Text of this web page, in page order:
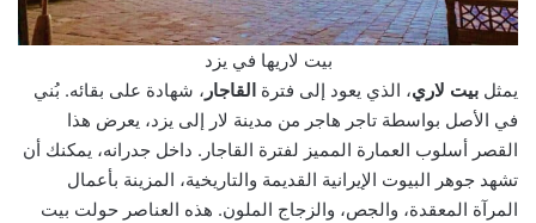
بيت لاريها في يزد
يمثل بيت لاري، الذي يعود إلى فترة القاجار ، شهادة على بقائه. بُني
في الأصل بواسطة تاجر هاجر من مدينة لار إلى يزد، يعرض هذا
القصر أسلوب العمارة المميز لفترة القاجار. داخل جدرانه، يمكنك أن
تشهد جوهر البيوت الإيرانية القديمة والتاريخية، المزينة بأعمال
المرآة المعقدة، والجص، والزجاج الملون. هذه العناصر حولت بيت